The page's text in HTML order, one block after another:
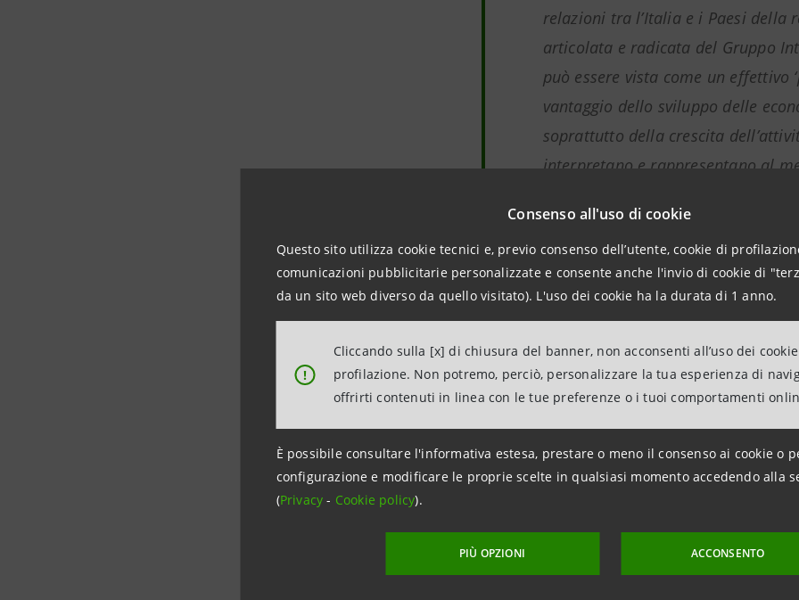
Consenso all'uso di cookie
Questo sito utilizza cookie tecnici e, previo consenso dell’utente, cookie di
comunicazioni pubblicitarie personalizzate e consente anche l'invio di cookie di
da un sito web diverso da quello visitato). L'uso dei cookie ha la durata di 1 anno.
!
Cliccando sulla [x] di chiusura del banner, non acconsenti all’uso dei
profilazione. Non potremo, perciò, personalizzare la tua esperienza di
offrirti contenuti in linea con le tue preferenze o i tuoi comportamenti
È possibile consultare l'informativa estesa, prestare o meno il consenso ai cookie o
configurazione e modificare le proprie scelte in qualsiasi momento accedendo alla
(Privacy- Cookie policy).
PIÙ OPZIONI ACCONSENTO
relazioni tra l’Italia e i Paesi della
articolata e radicata del Gruppo
può essere vista come un effettivo
vantaggio dello sviluppo delle
soprattutto della crescita
interpretano e rappresentano al
Marco Elio Rottigni, Chief
Division di Intesa Sanpaolo
Intesa Sanpaolo sostiene la visione di un “Partenariato
nella più ampia strategia di sviluppo del Gruppo nella regione del
comprende anche i Paesi del centro-est Europa e sta assumendo
infatti l’1% dei mari della terra ma vi transitano il 20% del traffico
container.
Tragli strumenti messi a disposizione da Intesa Sanpaolo alle
esempio il “Programma di Sviluppo Filiere
”, che le supporta
che dal 2022
Ungheria, Romania, Slovenia e Albania. Sono anche previsti
fondamentali nelle economie dei Paesi